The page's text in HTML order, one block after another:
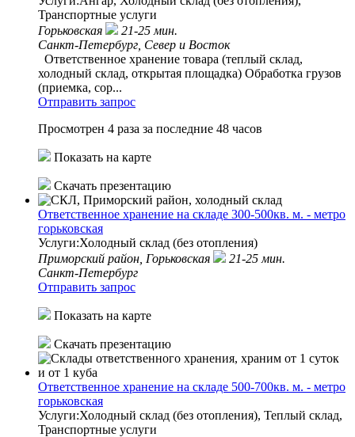
Транспортные услуги
Горьковская
21-25 мин.
Санкт-Петербург, Север и Восток
Ответственное хранение товара (теплый склад,
холодный склад, открытая площадка) Обработка грузов
(приемка, сор...
Отправить запрос
Просмотрен 4 раза за последние 48 часов
Показать на карте
Скачать презентацию
Ответственное хранение на складе 300-500кв. м. - метро
горьковская
Услуги:Холодный склад (без отопления)
Приморский район, Горьковская
21-25 мин.
Санкт-Петербург
Отправить запрос
Показать на карте
Скачать презентацию
Ответственное хранение на складе 500-700кв. м. - метро
горьковская
Услуги:Холодный склад (без отопления), Теплый склад,
Транспортные услуги